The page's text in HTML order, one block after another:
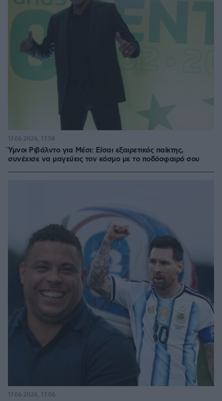
Ύμνοι Ριβάλντο για Μέσι: Είσαι εξαιρετικός παίκτης,
συνέχισε να μαγεύεις τον κόσμο με το ποδόσφαιρό σου
17.06.2026, 17:58
17.06.2026, 17:06